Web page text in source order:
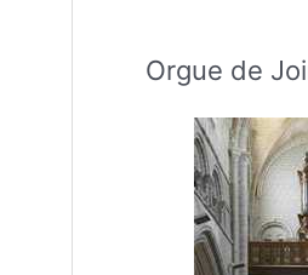
Orgue de